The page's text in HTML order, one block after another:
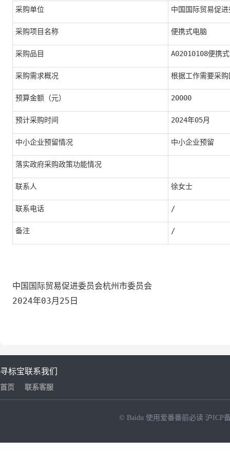
采购单位 中国国际贸易促
采购项目名称 便携式电脑
采购品目 A02010108便携
采购需求概况 根据工作需要采
预算金额（元） 20000
预计采购时间 2024年05月
中小企业预留情况 中小企业预留
落实政府采购政策功能情况
联系人 徐女士
联系电话 /
备注 /
中国国际贸易促进委员会杭州市委员会
2024年03月25日
寻标宝
首页
联系我们
联系客服
© Baidu 使用爱番番前必读 沪ICP